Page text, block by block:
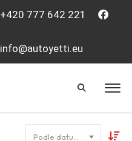
+420 777 642 221
info@autoyetti.eu